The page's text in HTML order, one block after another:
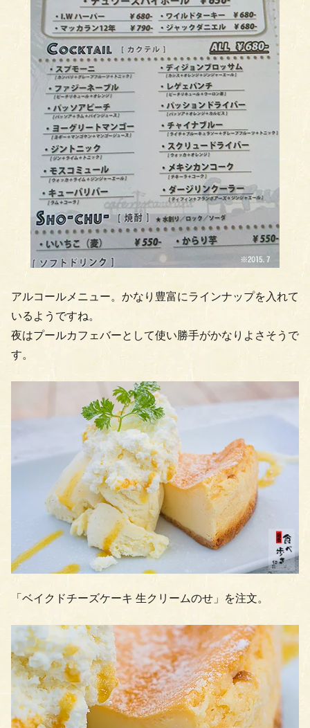
アルコールメニュー。かなり豊富にラインナップを入れて
いるようですね。
夜はプールカフェバーとして使い勝手がかなりよさそうで
す。
「ベイクドチーズケーキ 生クリームのせ」を注文。